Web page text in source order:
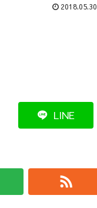
2018.05.30
LINE